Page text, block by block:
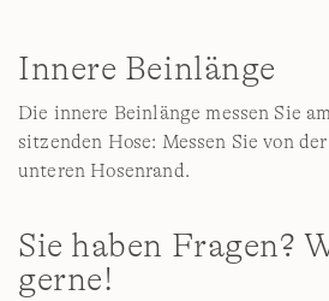
Innere Beinlänge
Die innere Beinlänge messen Sie
sitzenden Hose: Messen Sie von
unteren Hosenrand.
Sie haben Fragen?
gerne!